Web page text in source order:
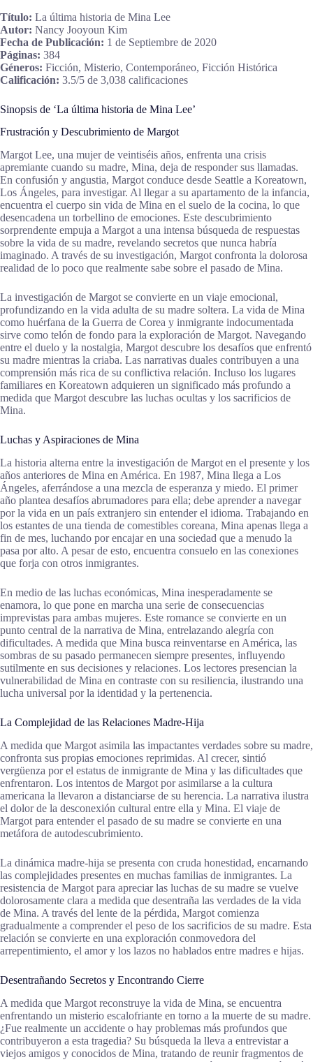
Título: La última historia de Mina Lee
Autor: Nancy Jooyoun Kim
Fecha de Publicación: 1 de Septiembre de 2020
Páginas: 384
Géneros: Ficción, Misterio, Contemporáneo, Ficción Histórica
Calificación: 3.5/5 de 3,038 calificaciones
Sinopsis de ‘La última historia de Mina Lee’
Frustración y Descubrimiento de Margot
Margot Lee, una mujer de veintiséis años, enfrenta una crisis
apremiante cuando su madre, Mina, deja de responder sus llamadas.
En confusión y angustia, Margot conduce desde Seattle a Koreatown,
Los Ángeles, para investigar. Al llegar a su apartamento de la infancia,
encuentra el cuerpo sin vida de Mina en el suelo de la cocina, lo que
desencadena un torbellino de emociones. Este descubrimiento
sorprendente empuja a Margot a una intensa búsqueda de respuestas
sobre la vida de su madre, revelando secretos que nunca habría
imaginado. A través de su investigación, Margot confronta la dolorosa
realidad de lo poco que realmente sabe sobre el pasado de Mina.
La investigación de Margot se convierte en un viaje emocional,
profundizando en la vida adulta de su madre soltera. La vida de Mina
como huérfana de la Guerra de Corea y inmigrante indocumentada
sirve como telón de fondo para la exploración de Margot. Navegando
entre el duelo y la nostalgia, Margot descubre los desafíos que enfrentó
su madre mientras la criaba. Las narrativas duales contribuyen a una
comprensión más rica de su conflictiva relación. Incluso los lugares
familiares en Koreatown adquieren un significado más profundo a
medida que Margot descubre las luchas ocultas y los sacrificios de
Mina.
Luchas y Aspiraciones de Mina
La historia alterna entre la investigación de Margot en el presente y los
años anteriores de Mina en América. En 1987, Mina llega a Los
Ángeles, aferrándose a una mezcla de esperanza y miedo. El primer
año plantea desafíos abrumadores para ella; debe aprender a navegar
por la vida en un país extranjero sin entender el idioma. Trabajando en
los estantes de una tienda de comestibles coreana, Mina apenas llega a
fin de mes, luchando por encajar en una sociedad que a menudo la
pasa por alto. A pesar de esto, encuentra consuelo en las conexiones
que forja con otros inmigrantes.
En medio de las luchas económicas, Mina inesperadamente se
enamora, lo que pone en marcha una serie de consecuencias
imprevistas para ambas mujeres. Este romance se convierte en un
punto central de la narrativa de Mina, entrelazando alegría con
dificultades. A medida que Mina busca reinventarse en América, las
sombras de su pasado permanecen siempre presentes, influyendo
sutilmente en sus decisiones y relaciones. Los lectores presencian la
vulnerabilidad de Mina en contraste con su resiliencia, ilustrando una
lucha universal por la identidad y la pertenencia.
La Complejidad de las Relaciones Madre-Hija
A medida que Margot asimila las impactantes verdades sobre su madre,
confronta sus propias emociones reprimidas. Al crecer, sintió
vergüenza por el estatus de inmigrante de Mina y las dificultades que
enfrentaron. Los intentos de Margot por asimilarse a la cultura
americana la llevaron a distanciarse de su herencia. La narrativa ilustra
el dolor de la desconexión cultural entre ella y Mina. El viaje de
Margot para entender el pasado de su madre se convierte en una
metáfora de autodescubrimiento.
La dinámica madre-hija se presenta con cruda honestidad, encarnando
las complejidades presentes en muchas familias de inmigrantes. La
resistencia de Margot para apreciar las luchas de su madre se vuelve
dolorosamente clara a medida que desentraña las verdades de la vida
de Mina. A través del lente de la pérdida, Margot comienza
gradualmente a comprender el peso de los sacrificios de su madre. Esta
relación se convierte en una exploración conmovedora del
arrepentimiento, el amor y los lazos no hablados entre madres e hijas.
Desentrañando Secretos y Encontrando Cierre
A medida que Margot reconstruye la vida de Mina, se encuentra
enfrentando un misterio escalofriante en torno a la muerte de su madre.
¿Fue realmente un accidente o hay problemas más profundos que
contribuyeron a esta tragedia? Su búsqueda la lleva a entrevistar a
viejos amigos y conocidos de Mina, tratando de reunir fragmentos de